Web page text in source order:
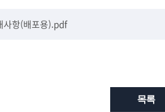
사항(배포용).pdf
목록